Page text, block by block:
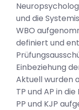
und die
WBO
definiert und
Einbeziehung
Aktuell wurden
TP und AP in
PP und KJP